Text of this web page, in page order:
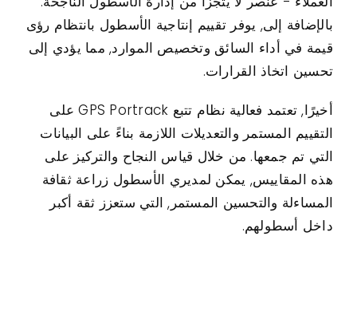
بالإضافة إلى, يوفر تقييم إنتاجية الأسطول بانتظام رؤى
قيمة في أداء السائق وتخصيص الموارد, مما يؤدي إلى
تحسين اتخاذ القرارات.
أخيرًا, تعتمد فعالية نظام تتبع GPS Portrack على
التقييم المستمر والتعديلات اللازمة بناءً على البيانات
التي تم جمعها. من خلال قياس النجاح والتركيز على
هذه المقاييس, يمكن لمديري الأسطول زراعة ثقافة
المساءلة والتحسين المستمر, التي ستعزز ثقة أكبر
داخل أسطولهم.